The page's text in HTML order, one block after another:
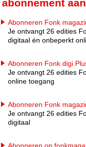
abonnement
Abonneren Fonk
Je ontvangt 26 edities
digitaal én onbeperkt
Abonneren Fonk digi
Je ontvangt 26 edities
online toegang
Abonneren Fonk
Je ontvangt 26 edities
digitaal